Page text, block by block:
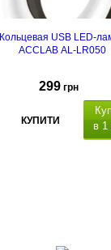
Кольцевая USB LED-
ACCLAB AL-LR050
299 грн
КУПИТИ
в 1